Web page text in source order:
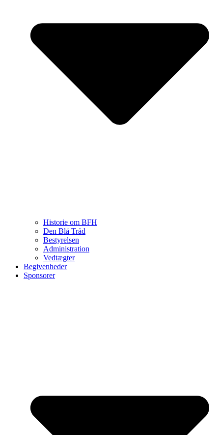
Historie om BFH
Den Blå Tråd
Bestyrelsen
Administration
Vedtægter
Begivenheder
Sponsorer